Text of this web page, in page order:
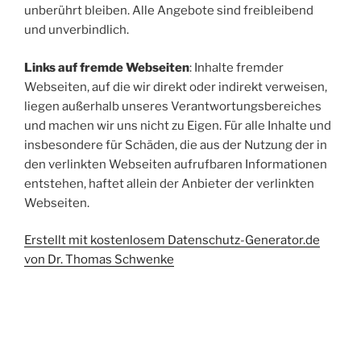
unberührt bleiben. Alle Angebote sind freibleibend
und unverbindlich.
Links auf fremde Webseiten: Inhalte fremder
Webseiten, auf die wir direkt oder indirekt verweisen,
liegen außerhalb unseres Verantwortungsbereiches
und machen wir uns nicht zu Eigen. Für alle Inhalte und
insbesondere für Schäden, die aus der Nutzung der in
den verlinkten Webseiten aufrufbaren Informationen
entstehen, haftet allein der Anbieter der verlinkten
Webseiten.
Erstellt mit kostenlosem Datenschutz-Generator.de
von Dr. Thomas Schwenke